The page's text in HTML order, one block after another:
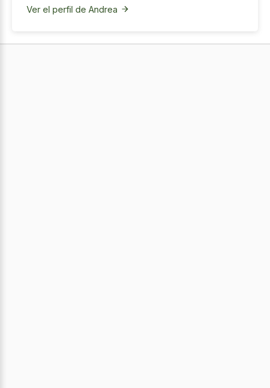
Ver el perfil de Andrea